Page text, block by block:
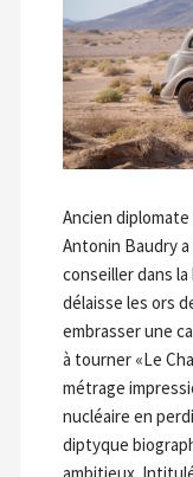
Ancien
Antonin Baudry
conseiller dans la
délaisse les ors
embrasser une
à tourner «Le
métrage
nucléaire en
diptyque